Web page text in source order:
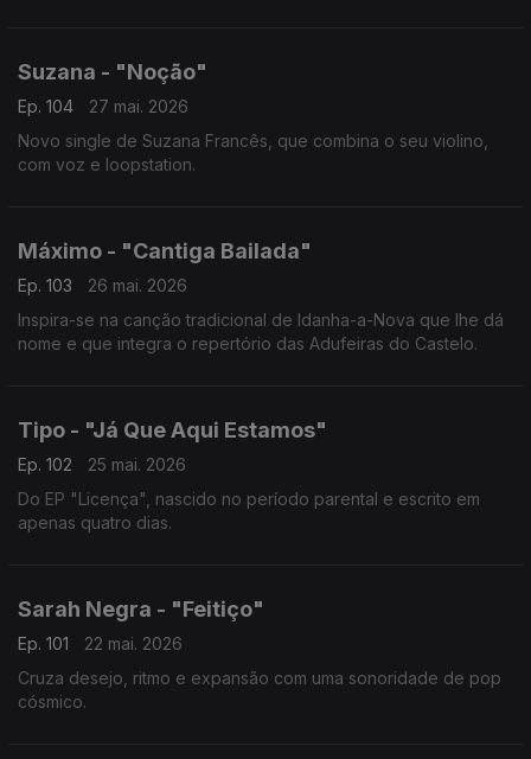
Suzana - "Noção"
Ep. 104
27 mai. 2026
Novo single de Suzana Francês, que combina o seu violino,
com voz e loopstation.
Máximo - "Cantiga Bailada"
Ep. 103
26 mai. 2026
Inspira-se na canção tradicional de Idanha-a-Nova que lhe dá
nome e que integra o repertório das Adufeiras do Castelo.
Tipo - "Já Que Aqui Estamos"
Ep. 102
25 mai. 2026
Do EP "Licença", nascido no período parental e escrito em
apenas quatro dias.
Sarah Negra - "Feitiço"
Ep. 101
22 mai. 2026
Cruza desejo, ritmo e expansão com uma sonoridade de pop
cósmico.